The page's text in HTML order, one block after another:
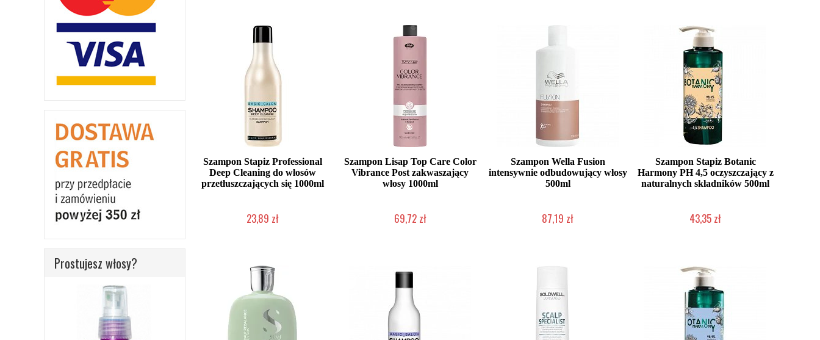
Szampon Stapiz Professional
Deep Cleaning do włosów
przetłuszczających się 1000ml
23,89 zł
Szampon Lisap Top Care Color
Vibrance Post zakwaszający
włosy 1000ml
69,72 zł
Szampon Wella Fusion
intensywnie odbudowujący włosy
500ml
87,19 zł
Szampon Stapiz Botanic
Harmony PH 4,5 oczyszczający z
naturalnych składników 500ml
43,35 zł
Prostujesz włosy?